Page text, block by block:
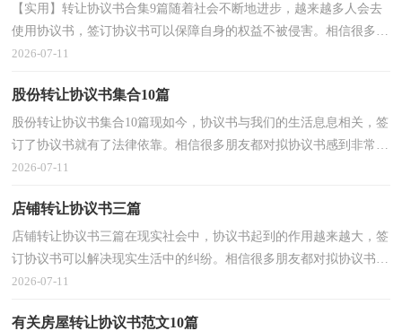
【实用】转让协议书合集9篇随着社会不断地进步，越来越多人会去
使用协议书，签订协议书可以保障自身的权益不被侵害。相信很多朋
友都对拟协议书感到非常苦恼吧，下面是小编为大家...
2026-07-11
股份转让协议书集合10篇
股份转让协议书集合10篇现如今，协议书与我们的生活息息相关，签
订了协议书就有了法律依靠。相信很多朋友都对拟协议书感到非常苦
恼吧，以下是小编收集整理的股份转让协议书10篇，欢...
2026-07-11
店铺转让协议书三篇
店铺转让协议书三篇在现实社会中，协议书起到的作用越来越大，签
订协议书可以解决现实生活中的纠纷。相信很多朋友都对拟协议书感
到非常苦恼吧，下面是小编精心整理的店铺转让协议...
2026-07-11
有关房屋转让协议书范文10篇